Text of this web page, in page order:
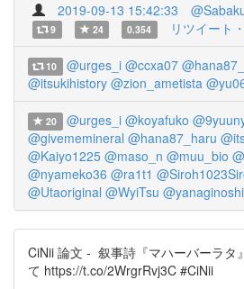
2019-09-13 15:42:33
9 24 0.354 リツイート
10 @urges_i @ccxa07
@itsukihistory @zion_ametista
20 @urges_i @koyafuko
@givememineral @hana87_haru
@Kaiyo1225 @maso_n @muu_bio
@nyameko36 @ra1t1
@Utaoriginal @WyiTsu
CiNii 論文 - 叙事詩『マハーバーラタ
て https://t.co/2WrgrRvj3C #CiNii